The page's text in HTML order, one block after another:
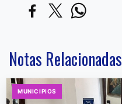
Notas Relacionadas
MUNICIPIOS